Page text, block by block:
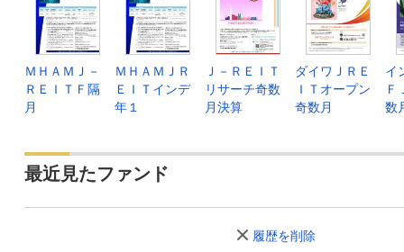
ＭＨＡＭＪ－
ＲＥＩＴＦ隔
月
ＭＨＡＭＪＲ
ＥＩＴインデ
年１
Ｊ－ＲＥＩＴ
リサーチ奇数
月決算
ダイワＪＲＥ
ＩＴオープン
奇数月
イ
Ｆ
数
最近見たファンド
履歴を削除